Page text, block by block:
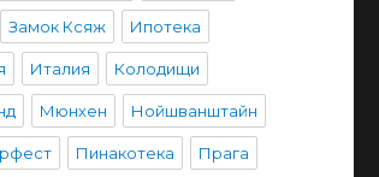
Замок Ксяж Ипотека
Италия Колодищи
Мюнхен Нойшванштайн
Пинакотека Прага